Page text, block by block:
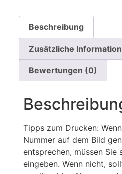
Beschreibung
Zusätzliche
Bewertungen (0)
Tipps zum Drucken:
Nummer auf dem Bild
entsprechen, müssen Sie
eingeben. Wenn nicht,